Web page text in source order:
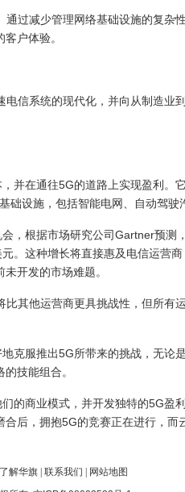
过减少管理网络基础设施的复杂
户体验。
信系统的现代化，并向从制造业
在通往5G的道路上实现盈利。
设施，包括智能电网、自动驾驶
根据市场研究公司Gartner预测
。这种增长将直接惠及电信运营
开发的市场难题。
其他运营商更具挑战性，但所有
服推出5G所带来的挑战，无论
技能组合。
商业模式，并开发独特的5G盈
后，拥抱5G的竞赛正在进行，而
了解华旗 联系我们
网站地图